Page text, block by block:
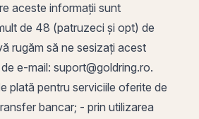
aceste informații sunt
de 48 (patruzeci și opt) de
rugăm să ne sesizați acest
e-mail: suport@goldring.ro.
plată pentru serviciile oferite de
bancar; - prin utilizarea